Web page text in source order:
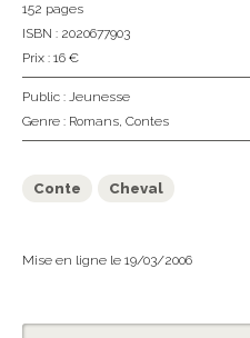
152 pages
ISBN : 2020677903
Prix : 16 €
Public : Jeunesse
Genre : Romans, Contes
Conte Cheval
Mise en ligne le 19/03/2006